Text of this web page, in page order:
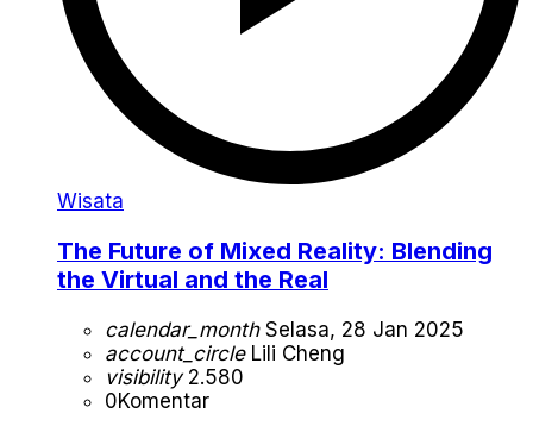
Wisata
The Future of Mixed Reality: Blending
the Virtual and the Real
calendar_monthSelasa, 28 Jan 2025
account_circleLili Cheng
visibility2.580
0Komentar